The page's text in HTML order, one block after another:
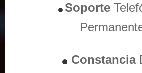
Soporte
Constancia